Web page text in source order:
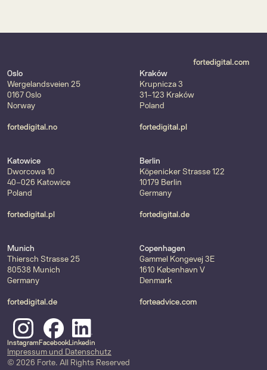
"Forte Health"fortedigital.com
Oslo
Wergelandsveien 25
0167 Oslo
Norway
fortedigital.no
Kraków
Krupnicza 3
31-123 Kraków
Poland
fortedigital.pl
Katowice
Dworcowa 10
40-026 Katowice
Poland
fortedigital.pl
Berlin
Köpenicker Strasse 122
10179 Berlin
Germany
fortedigital.de
Munich
Thiersch Strasse 25
80538 Munich
Germany
fortedigital.de
Copenhagen
Gammel Kongevej 3E
1610 København V
Denmark
forteadvice.com
InstagramFacebookLinkedin
Impressum und Datenschutz
© 2026 Forte. All Rights Reserved